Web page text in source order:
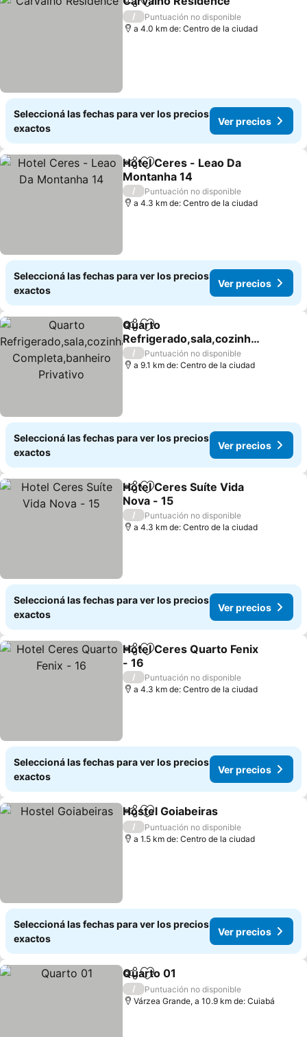
CompartirAñadir a favoritos
/
Puntuación no disponible
a 4.0 km de: Centro de la ciudad
Seleccioná las fechas para ver los precios
exactos
Ver precios
CompartirAñadir a favoritos
Hotel Ceres - Leao Da
Montanha 14
Ver precios
/
Puntuación no disponible
a 4.3 km de: Centro de la ciudad
Seleccioná las fechas para ver los precios
exactos
Ver precios
CompartirAñadir a favoritos
Quarto
Refrigerado,sala,cozinha
Completa,banheiro
Privativo
Ver precios
/
Puntuación no disponible
a 9.1 km de: Centro de la ciudad
Seleccioná las fechas para ver los precios
exactos
Ver precios
CompartirAñadir a favoritos
Hotel Ceres Suíte Vida
Nova - 15
Ver precios
/
Puntuación no disponible
a 4.3 km de: Centro de la ciudad
Seleccioná las fechas para ver los precios
exactos
Ver precios
CompartirAñadir a favoritos
Hotel Ceres Quarto Fenix
- 16
Ver precios
/
Puntuación no disponible
a 4.3 km de: Centro de la ciudad
Seleccioná las fechas para ver los precios
exactos
Ver precios
CompartirAñadir a favoritos
Hostel Goiabeiras
/
Puntuación no disponible
a 1.5 km de: Centro de la ciudad
Seleccioná las fechas para ver los precios
exactos
Ver precios
CompartirAñadir a favoritos
Quarto 01
/
Puntuación no disponible
Várzea Grande, a 10.9 km de: Cuiabá